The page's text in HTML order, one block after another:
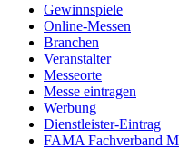
Gewinnspiele
Online-Messen
Branchen
Veranstalter
Messeorte
Messe eintragen
Werbung
Dienstleister-Eintrag
FAMA Fachverband